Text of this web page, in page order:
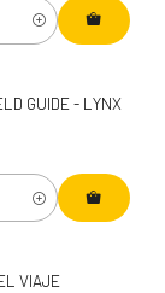
GUIDE - LYNX
VIAJE